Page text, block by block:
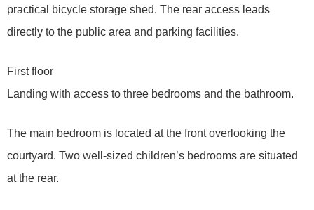
practical bicycle storage shed. The rear access leads
directly to the public area and parking facilities.
First floor
Landing with access to three bedrooms and the bathroom.
The main bedroom is located at the front overlooking the
courtyard. Two well-sized children’s bedrooms are situated
at the rear.